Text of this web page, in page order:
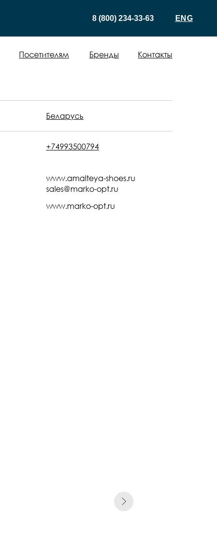
8 (800) 234-33-63 ENG
Посетителям Бренды Контакты
Беларусь
+74993500794
www.amalteya-shoes.ru
sales@marko-opt.ru
www.marko-opt.ru